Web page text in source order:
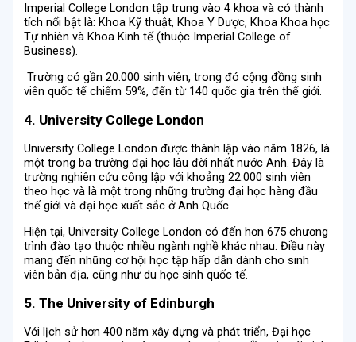
Imperial College London tập trung vào 4 khoa và có thành
tích nổi bật là: Khoa Kỹ thuật, Khoa Y Dược, Khoa Khoa học
Tự nhiên và Khoa Kinh tế (thuộc Imperial College of
Business).
Trường có gần 20.000 sinh viên, trong đó cộng đồng sinh
viên quốc tế chiếm 59%, đến từ 140 quốc gia trên thế giới.
4. University College London
University College London được thành lập vào năm 1826, là
một trong ba trường đại học lâu đời nhất nước Anh. Đây là
trường nghiên cứu công lập với khoảng 22.000 sinh viên
theo học và là một trong những trường đại học hàng đầu
thế giới và đại học xuất sắc ở Anh Quốc.
Hiện tại, University College London có đến hơn 675 chương
trình đào tạo thuộc nhiều ngành nghề khác nhau. Điều này
mang đến những cơ hội học tập hấp dẫn dành cho sinh
viên bản địa, cũng như du học sinh quốc tế.
5. The University of Edinburgh
Với lịch sử hơn 400 năm xây dựng và phát triển, Đại học